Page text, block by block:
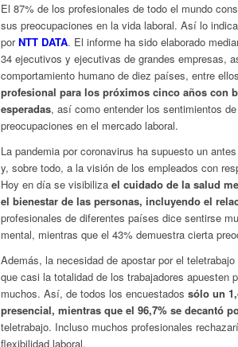
El 87% de los profesionales de todo el mundo
sus preocupaciones en la vida laboral. Así lo
porNTT DATA. El informe ha sido elaborado
34 ejecutivos y ejecutivas de grandes empresas,
comportamiento humano de diez países, entre
profesional para los próximos cinco años con
esperadas, así como entender los sentimientos
preocupaciones en el mercado laboral.
La pandemia por coronavirus ha supuesto un
y, sobre todo, a la visión de los empleados con
Hoy en día se visibiliza el cuidado de la salud
el bienestar de las personas, incluyendo el
profesionales de diferentes países dice sentirse
mental, mientras que el 43% demuestra cierta
Además, la necesidad de apostar por el
que casi la totalidad de los trabajadores apuesten
muchos. Así, de todos los encuestados sólo un
presencial, mientras que el 96,7% se decantó
teletrabajo. Incluso muchos profesionales
flexibilidad laboral.